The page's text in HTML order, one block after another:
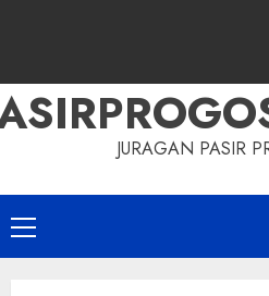
JURAGAN PASIR
Primary
Menu